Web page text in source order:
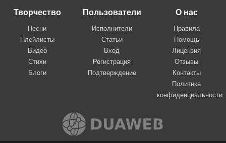
Творчество
Песни
Плейлисты
Видео
Стихи
Блоги
Пользователи
Исполнители
Статьи
Вход
Регистрация
Подтверждение
О нас
Правила
Помощь
Лицензия
Отзывы
Контакты
Политика
конфиденциальности